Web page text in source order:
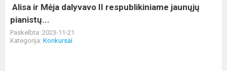
pianistų...
Alisa ir Mėja dalyvavo II respublikiniame jaunųjų
pianistų...
Paskelbta: 2023-11-21
Kategorija: Konkursai